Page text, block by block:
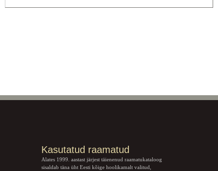
Kasutatud raamatud
Alates 1999. aastast järjest täienenud raamatukataloog
sisaldab täna üht Eesti kõige hoolikamalt valitud,